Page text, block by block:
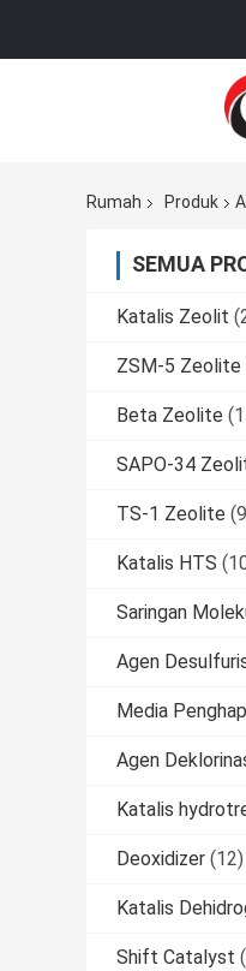
Rumah Produk
SEMUA
Katalis Zeolit
ZSM-5 Zeolite
Beta Zeolite
SAPO-34
TS-1 Zeolite
Katalis HTS
Saringan
Agen
Media
Agen
Katalis
Deoxidizer (12)
Katalis
Shift Catalyst